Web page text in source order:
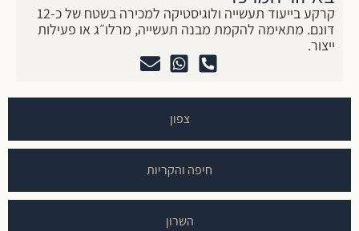
צפון
חיפה והקריות
השרון
קרקע בייעוד תעשייה ולוגיסטיקה למכירה בשטח של כ-12
דונם. מתאימה להקמת מבנה תעשייה, מרלו״ג או פעילות
ייצור.